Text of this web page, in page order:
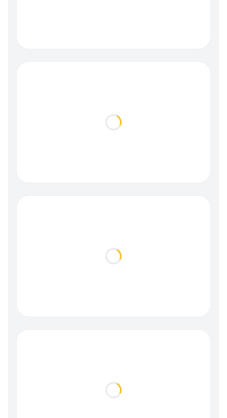
Loading...
Loading...
Loading...